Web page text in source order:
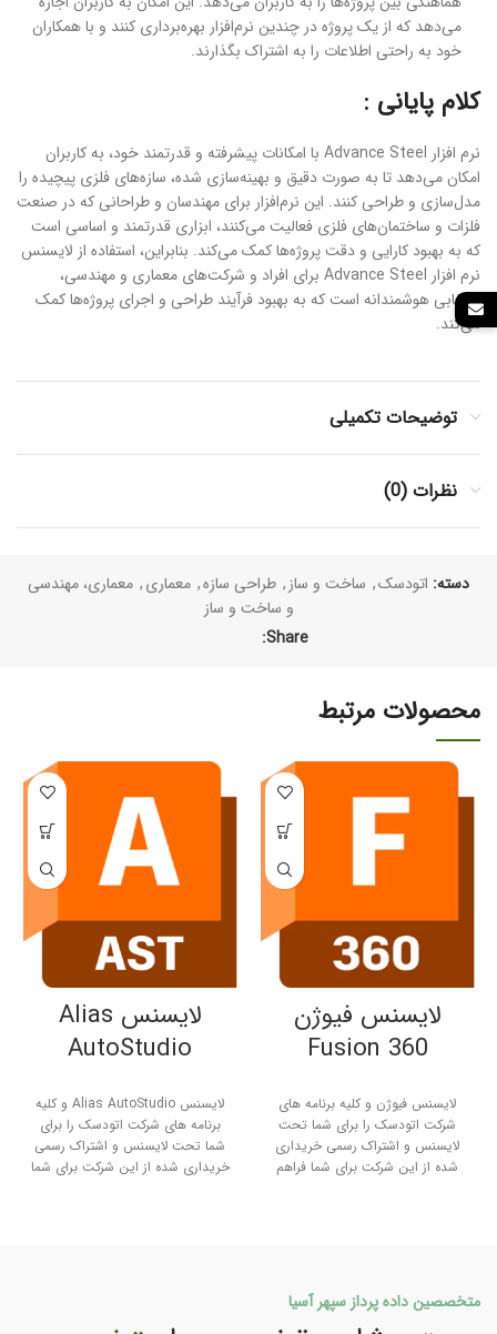
می‌دهد که از یک پروژه در چندین نرم‌افزار بهره‌برداری کنند و با همکاران
خود به راحتی اطلاعات را به اشتراک بگذارند.
کلام پایانی :
نرم افزار Advance Steel با امکانات پیشرفته و قدرتمند خود، به کاربران
امکان می‌دهد تا به صورت دقیق و بهینه‌سازی شده، سازه‌های فلزی پیچیده را
مدل‌سازی و طراحی کنند. این نرم‌افزار برای مهندسان و طراحانی که در صنعت
فلزات و ساختمان‌های فلزی فعالیت می‌کنند، ابزاری قدرتمند و اساسی است
که به بهبود کارایی و دقت پروژه‌ها کمک می‌کند. بنابراین، استفاده از لایسنس
نرم افزار Advance Steel برای افراد و شرکت‌های معماری و مهندسی،
انتخابی هوشمندانه است که به بهبود فرآیند طراحی و اجرای پروژه‌ها کمک
می‌کند.
توضیحات تکمیلی
نظرات (0)
دسته: اتودسک, ساخت و ساز, طراحی سازه, معماری, معماری، مهندسی
و ساخت و ساز
Share:
محصولات مرتبط
لایسنس فیوژن
Fusion 360
لایسنس فیوژن و کلیه برنامه های
شرکت اتودسک را برای شما تحت
لایسنس و اشتراک رسمی خریداری
شده از این شرکت برای شما فراهم
و لایسنس در شرکت اتودسک
لایسنس Alias
AutoStudio
لایسنس Alias AutoStudio و کلیه
برنامه های شرکت اتودسک را برای
شما تحت لایسنس و اشتراک رسمی
خریداری شده از این شرکت برای شما
متخصصین داده پرداز سپهر آسیا